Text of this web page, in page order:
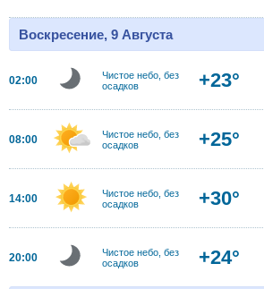
Воскресение, 9 Августа
02:00
Чистое небо, без
осадков
+23°
08:00
Чистое небо, без
осадков
+25°
14:00
Чистое небо, без
осадков
+30°
20:00
Чистое небо, без
осадков
+24°